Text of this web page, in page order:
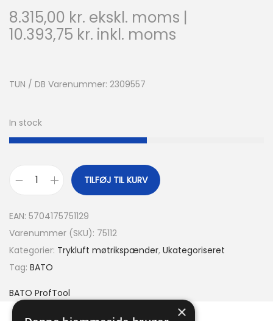
8.315,00 kr. ekskl. moms |
10.393,75 kr. inkl. moms
TUN / DB Varenummer: 2309557
In stock
TILFØJ TIL KURV
EAN: 5704175751129
Varenummer (SKU): 75112
Kategorier: Trykluft møtrikspænder, Ukategoriseret
Tag: BATO
BATO ProfTool
×